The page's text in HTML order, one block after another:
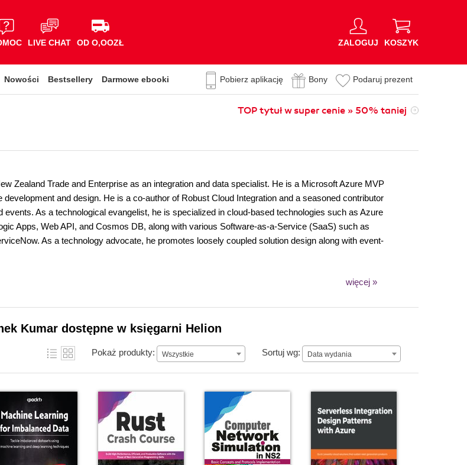
LIVE CHAT OD O,OOZŁ ZALOGUJ KOSZYK
Nowości Bestsellery Darmowe ebooki Pobierz aplikację Bony Podaruj prezent
TOP tytuł w super cenie » 50% taniej
Zealand Trade and Enterprise as an integration and data specialist. He is a Microsoft Azure MVP
development and design. He is a co-author of Robust Cloud Integration and a seasoned contributor
events. As a technological evangelist, he is specialized in cloud-based technologies such as Azure
Apps, Web API, and Cosmos DB, along with various Software-as-a-Service (SaaS) such as
As a technology advocate, he promotes loosely coupled solution design along with event-
więcej »
Kumar dostępne w księgarni Helion
Pokaż produkty: Wszystkie Sortuj wg: Data wydania
Data wydania